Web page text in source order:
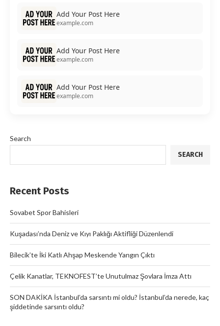
Add Your Post Here
example.com
Add Your Post Here
example.com
Add Your Post Here
example.com
Search
SEARCH
Recent Posts
Sovabet Spor Bahisleri
Kuşadası’nda Deniz ve Kıyı Paklığı Aktifliği Düzenlendi
Bilecik’te İki Katlı Ahşap Meskende Yangın Çıktı
Çelik Kanatlar, TEKNOFEST’te Unutulmaz Şovlara İmza Attı
SON DAKİKA İstanbul’da sarsıntı mi oldu? İstanbul’da nerede, kaç
şiddetinde sarsıntı oldu?